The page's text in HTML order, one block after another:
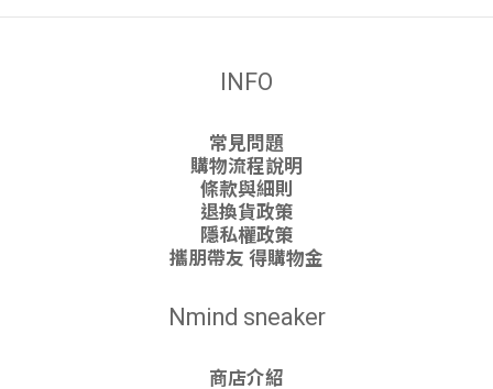
INFO
常見問題
購物流程說明
條款與細則
退換貨政策
隱私權政策
攜朋帶友 得購物金
Nmind sneaker
商店介紹